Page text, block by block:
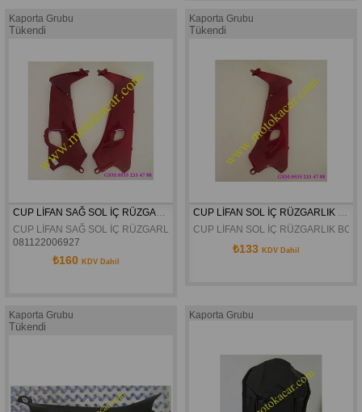
Kaporta Grubu
Tükendi
CUP LİFAN SAĞ SOL İÇ RÜZGARLIK BORDO
CUP LİFAN SAĞ SOL İÇ RÜZGARLIK BORDO
081122006927
₺160 KDV Dahil
Kaporta Grubu
Tükendi
CUP LİFAN SOL İÇ RÜZGARLIK BORDO
CUP LİFAN SOL İÇ RÜZGARLIK
₺133 KDV Dahil
Kaporta Grubu
Tükendi
Kaporta Grubu